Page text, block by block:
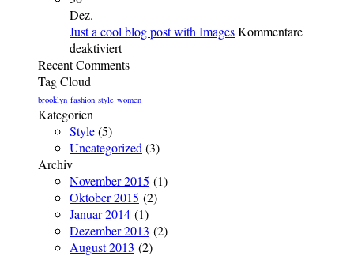
Blog
Dez.
Just a cool blog post with ImagesKommentare
deaktiviertfür
Just
cool
with
Recent Comments
Tag Cloud
brooklyn fashion style women
Kategorien
Style(5)
Uncategorized (3)
Archiv
November 2015 (1)
Oktober 2015 (2)
Januar 2014 (1)
Dezember 2013 (2)
August 2013 (2)